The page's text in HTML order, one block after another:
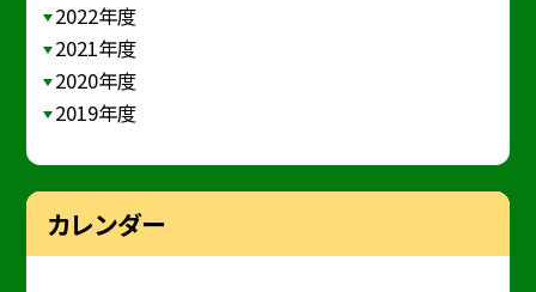
2022年度
2021年度
2020年度
2019年度
カレンダー